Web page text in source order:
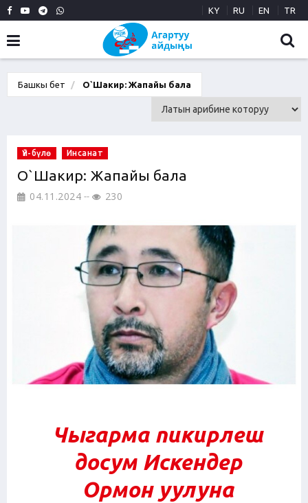
KY RU EN TR
Башкы бет О`Шакир: Жапайы бала
Үй-бүлө Инсанат
О`Шакир: Жапайы бала
04.11.2024 230
Чыгарма пикирлеш
досум Искендер
Ормон уулуна